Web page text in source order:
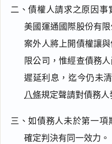
二、債權人請求之原因
美國運通國際股份有
案外人將上開債權讓
限公司，惟經查債務
遲延利息，迄今仍未
八條規定聲請對債務人
三、如債務人未於第一
確定判決有同一效力。